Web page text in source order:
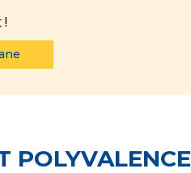
POLYVALENCE